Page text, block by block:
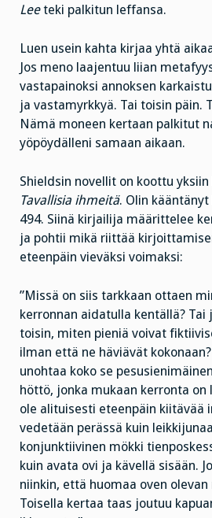
Leeteki palkitun leffansa.
Luen usein kahta kirjaa yhtä
Jos meno laajentuu liian
vastapainoksi annoksen
ja vastamyrkkyä. Tai toisin päin.
Nämä moneen kertaan palkitut
yöpöydälleni samaan aikaan.
Shieldsin novellit on koottu
Tavallisia ihmeitä. Olin
494. Siinä kirjailija määrittelee
ja pohtii mikä riittää
eteenpäin vieväksi voimaksi:
”Missä on siis tarkkaan ottaen
kerronnan aidatulla kentällä? Tai
toisin, miten pieniä voivat
ilman että ne häviävät
unohtaa koko se
höttö, jonka mukaan kerronta on
ole alituisesti eteenpäin kiitävää
vedetään perässä kuin
konjunktiivinen mökki
kuin avata ovi ja kävellä sisään.
niinkin, että huomaa oven olevan
Toisella kertaa taas joutuu